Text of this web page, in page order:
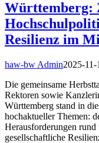
Württemberg:
Resilienz im
haw-bw Admin2025-
Die gemeinsame
Rektoren sowie
Württemberg stand in
hochaktueller Themen:
Herausforderungen
gesellschaftliche